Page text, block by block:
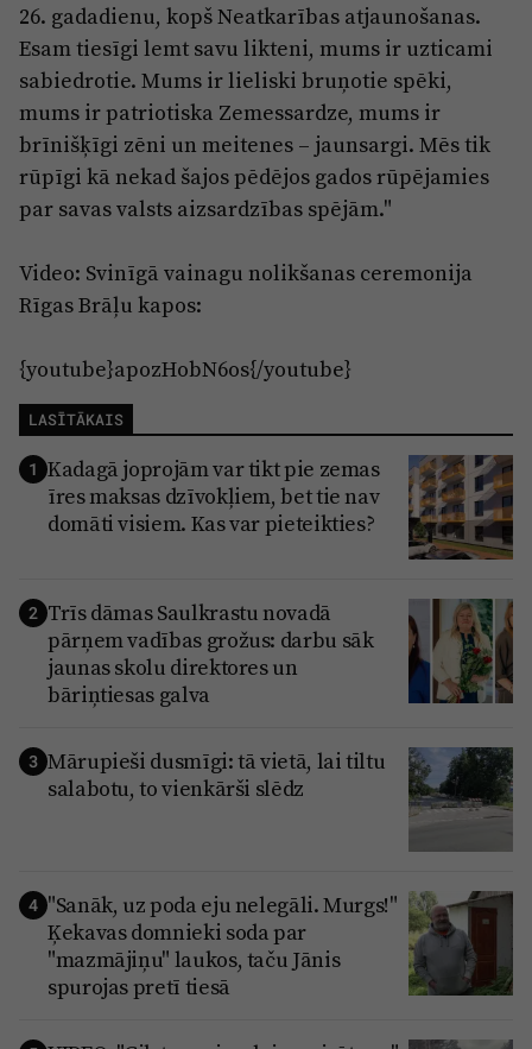
26. gadadienu, kopš Neatkarības atjaunošanas.
Esam tiesīgi lemt savu likteni, mums ir uzticami
sabiedrotie. Mums ir lieliski bruņotie spēki,
mums ir patriotiska Zemessardze, mums ir
brīnišķīgi zēni un meitenes – jaunsargi. Mēs tik
rūpīgi kā nekad šajos pēdējos gados rūpējamies
par savas valsts aizsardzības spējām."
Video: Svinīgā vainagu nolikšanas ceremonija
Rīgas Brāļu kapos:
{youtube}apozHobN6os{/youtube}
LASĪTĀKAIS
1 Kadagā joprojām var tikt pie zemas
īres maksas dzīvokļiem, bet tie nav
domāti visiem. Kas var pieteikties?
2 Trīs dāmas Saulkrastu novadā
pārņem vadības grožus: darbu sāk
jaunas skolu direktores un
bāriņtiesas galva
3 Mārupieši dusmīgi: tā vietā, lai tiltu
salabotu, to vienkārši slēdz
4 "Sanāk, uz poda eju nelegāli. Murgs!"
Ķekavas domnieki soda par
"mazmājiņu" laukos, taču Jānis
spurojas pretī tiesā